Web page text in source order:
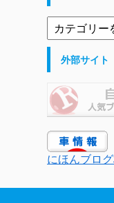
外部サイト
にほんブロ